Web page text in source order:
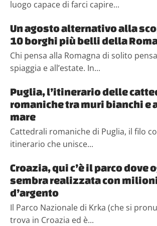
luogo capace di farci capire...
Un agosto alternativo alla
10 borghi più belli della
Chi pensa alla Romagna di solito
spiaggia e all’estate. In...
Puglia, l’itinerario delle
romaniche tra muri bianchi e
mare
Cattedrali romaniche di Puglia, il filo
itinerario che unisce...
Croazia, qui c’è il parco dove
sembra realizzata con
d’argento
Il Parco Nazionale di Krka (che si
trova in Croazia ed è...